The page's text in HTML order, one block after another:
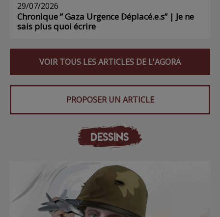
29/07/2026
Chronique ” Gaza Urgence Déplacé.e.s” | Je ne
sais plus quoi écrire
VOIR TOUS LES ARTICLES DE L'AGORA
PROPOSER UN ARTICLE
DESSINS